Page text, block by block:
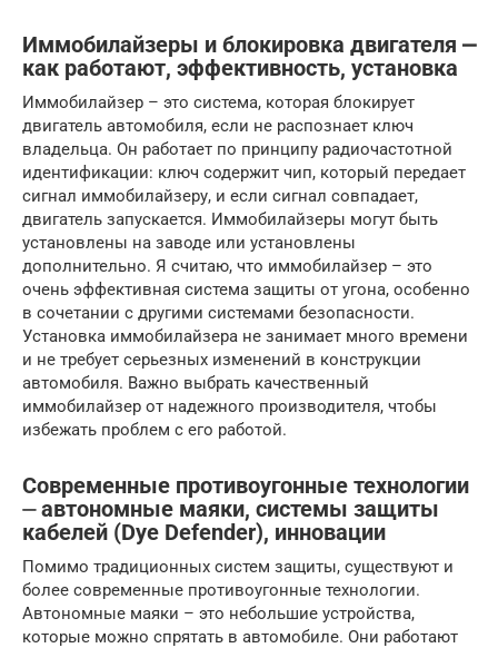
Иммобилайзеры и блокировка двигателя ⎼
как работают, эффективность, установка
Иммобилайзер – это система, которая блокирует
двигатель автомобиля, если не распознает ключ
владельца. Он работает по принципу радиочастотной
идентификации: ключ содержит чип, который передает
сигнал иммобилайзеру, и если сигнал совпадает,
двигатель запускается. Иммобилайзеры могут быть
установлены на заводе или установлены
дополнительно. Я считаю, что иммобилайзер – это
очень эффективная система защиты от угона, особенно
в сочетании с другими системами безопасности.
Установка иммобилайзера не занимает много времени
и не требует серьезных изменений в конструкции
автомобиля. Важно выбрать качественный
иммобилайзер от надежного производителя, чтобы
избежать проблем с его работой.
Современные противоугонные технологии
⏤ автономные маяки, системы защиты
кабелей (Dye Defender), инновации
Помимо традиционных систем защиты, существуют и
более современные противоугонные технологии.
Автономные маяки – это небольшие устройства,
которые можно спрятать в автомобиле. Они работают